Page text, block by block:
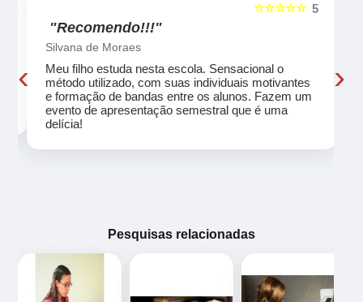
5
☆☆☆☆☆
"Recomendo!!!"
Silvana de Moraes
Meu filho estuda nesta escola. Sensacional o
método utilizado, com suas individuais motivantes
e formação de bandas entre os alunos. Fazem um
evento de apresentação semestral que é uma
delícia!
‹ ›
Pesquisas relacionadas